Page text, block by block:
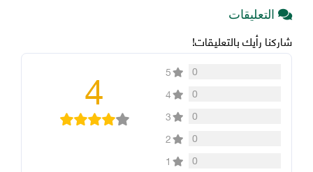
التعليقات
شاركنا رأيك بالتعليقات!
0
5
0
4
0
3
0
2
0
1
4